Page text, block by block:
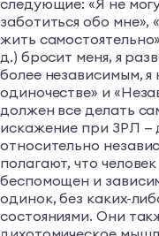
следующие: «Я не
заботиться обо
жить
д.) бросит меня, я
более независимым, я
одиночестве» и
должен все делать
искажение при ЗРЛ —
относительно
полагают, что
беспомощен и
одинок, без каких-
состояниями. Они